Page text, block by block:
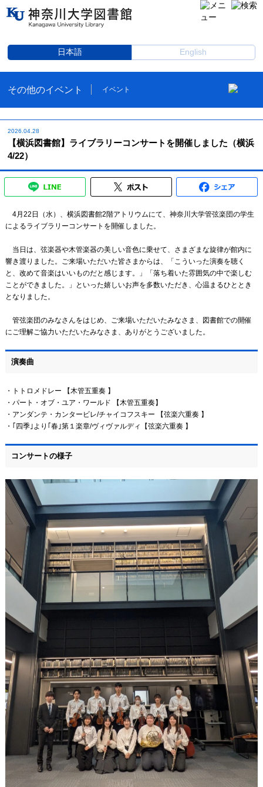
日本語 English
その他のイベント イベント
2026.04.28
【横浜図書館】ライブラリーコンサートを開催しました（横浜
4/22）
4月22日（水）、横浜図書館2階アトリウムにて、神奈川大学管弦楽団の学生
によるライブラリーコンサートを開催しました。
当日は、弦楽器や木管楽器の美しい音色に乗せて、さまざまな旋律が館内に
響き渡りました。ご来場いただいた皆さまからは、「こういった演奏を聴く
と、改めて音楽はいいものだと感じます。」「落ち着いた雰囲気の中で楽しむ
ことができました。」といった嬉しいお声を多数いただき、心温まるひととき
となりました。
管弦楽団のみなさんをはじめ、ご来場いただいたみなさま、図書館での開催
にご理解ご協力いただいたみなさま、ありがとうございました。
演奏曲
・トトロメドレー 【木管五重奏 】
・パート・オブ・ユア・ワールド 【木管五重奏】
・アンダンテ・カンタービレ/チャイコフスキー 【弦楽六重奏 】
・｢四季｣より｢春｣第１楽章/ヴィヴァルディ【弦楽六重奏 】
コンサートの様子